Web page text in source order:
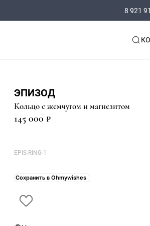
8 921
ЭПИЗОД
Кольцо с жемчугом и магнезитом
145 000 ₽
EPIS-RING-1
Сохранить в Ohmywishes